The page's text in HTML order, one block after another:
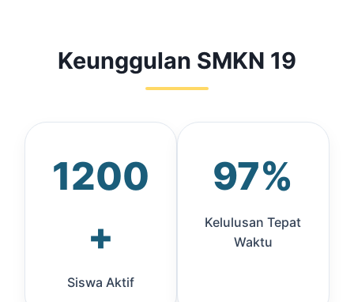
Keunggulan SMKN 19
1200
+
Siswa Aktif
97%
Kelulusan Tepat
Waktu